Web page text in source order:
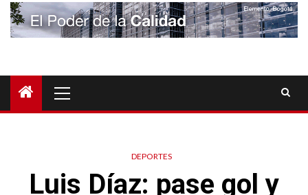
principal
DEPORTES
Luis Díaz: pase gol y